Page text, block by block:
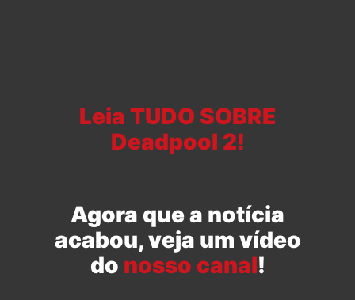
Leia TUDO SOBRE
Deadpool 2!
Agora que a notícia
acabou, veja um vídeo
do nosso canal!